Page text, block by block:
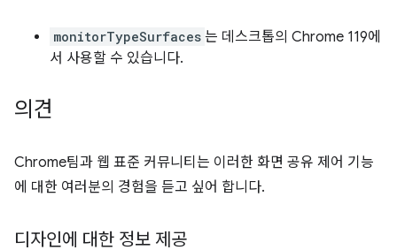
monitorTypeSurfaces 는 데스크톱의 Chrome 119에
서 사용할 수 있습니다.
의견
Chrome팀과 웹 표준 커뮤니티는 이러한 화면 공유 제어 기능
에 대한 여러분의 경험을 듣고 싶어 합니다.
디자인에 대한 정보 제공